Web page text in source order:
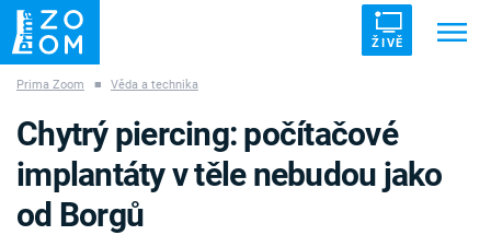
ŽIVĚ
ZÁHADY VETŘELCI DÁVNOVĚKU
Prima Zoom ■ Věda a technika
Chytrý piercing: počítačové
implantáty v těle nebudou jako
od Borgů